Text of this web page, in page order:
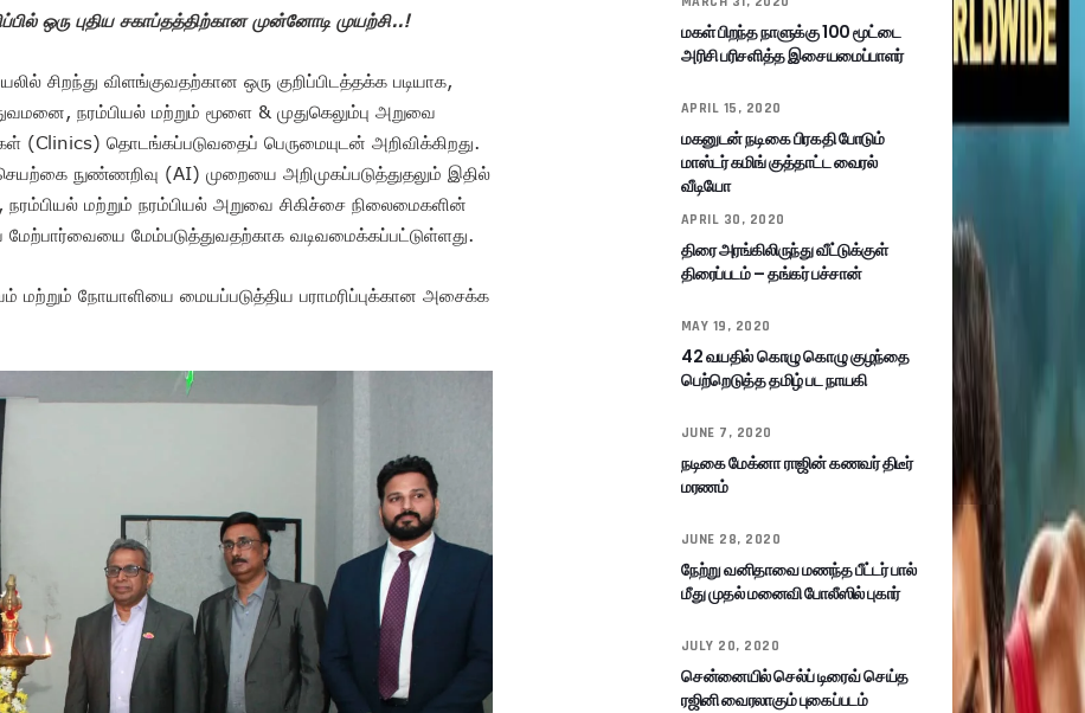
ஒரு புதிய சகாப்தத்திற்கான முன்னோடி முயற்சி..!
சிறந்து விளங்குவதற்கான ஒரு குறிப்பிடத்தக்க படியாக,
நரம்பியல் மற்றும் மூளை & முதுகெலும்பு அறுவை
(Clinics) தொடங்கப்படுவதைப் பெருமையுடன் அறிவிக்கிறது.
நுண்ணறிவு (AI) முறையை அறிமுகப்படுத்துதலும் இதில்
மற்றும் நரம்பியல் அறுவை சிகிச்சை நிலைமைகளின்
மேற்பார்வையை மேம்படுத்துவதற்காக வடிவமைக்கப்பட்டுள்ளது.
மற்றும் நோயாளியை மையப்படுத்திய பராமரிப்புக்கான அசைக்க
மகள் பிறந்த நாளுக்கு 100 மூட்டை
அரிசி பரிசளித்த இசையமைப்பாளர்
APRIL 15, 2020
மகனுடன் நடிகை பிரகதி போடும்
மாஸ்டர் கமிங் குத்தாட்ட வைரல்
வீடியோ
APRIL 30, 2020
திரை அரங்கிலிருந்து வீட்டுக்குள்
திரைப்படம் – தங்கர் பச்சான்
MAY 19, 2020
42 வயதில் கொழு கொழு குழந்தை
பெற்றெடுத்த தமிழ் பட நாயகி
JUNE 7, 2020
நடிகை மேக்னா ராஜின் கணவர் திடீர்
மரணம்
JUNE 28, 2020
நேற்று வனிதாவை மணந்த பீட்டர் பால்
மீது முதல் மனைவி போலீஸில் புகார்
JULY 20, 2020
சென்னையில் செல்ப் டிரைவ் செய்த
ரஜினி வைரலாகும் புகைப்படம்